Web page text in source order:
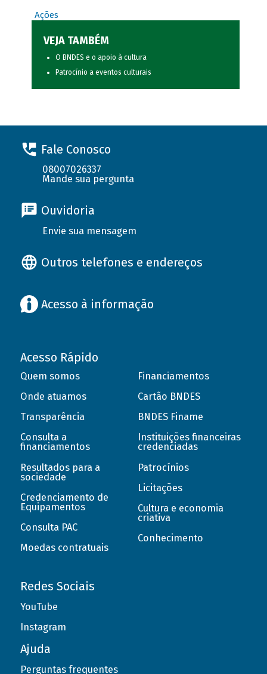
Ações
VEJA TAMBÉM
O BNDES e o apoio à cultura
Patrocínio a eventos culturais
Fale Conosco
08007026337
Mande sua pergunta
Ouvidoria
Envie sua mensagem
Outros telefones e endereços
Acesso à informação
Acesso Rápido
Quem somos
Onde atuamos
Transparência
Consulta a
financiamentos
Resultados para a
sociedade
Credenciamento de
Equipamentos
Consulta PAC
Moedas contratuais
Financiamentos
Cartão BNDES
BNDES Finame
Instituições financeiras
credenciadas
Patrocínios
Licitações
Cultura e economia
criativa
Conhecimento
Redes Sociais
YouTube
Instagram
Ajuda
Perguntas frequentes